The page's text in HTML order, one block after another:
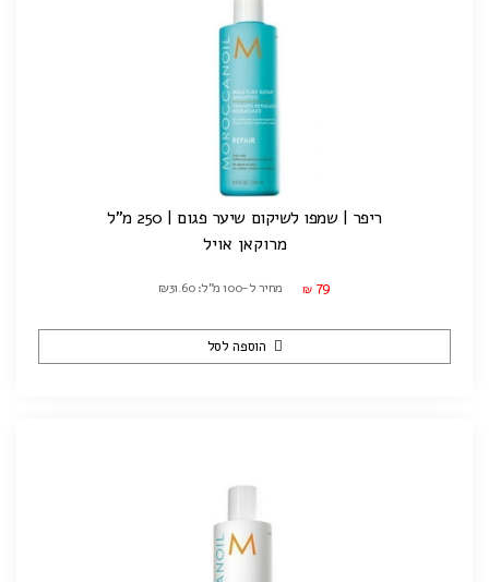
ריפר | שמפו לשיקום שיער פגום | 250 מ"ל
מרוקאן אויל
₪ 79 מחיר ל-100 מ"ל: ₪31.60
הוספה לסל